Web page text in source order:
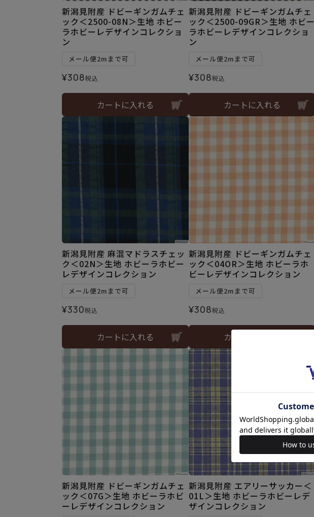
新潟見附産 ドビーギンガムチェ
ック＜2500-08N＞生地 ホビー
ラホビーレデザインコレクショ
ン
メール便2mまで可
¥308税込
カートに入れる
新潟見附産 ドビーギンガムチェ
ック＜2500-09GR＞生地 ホビー
ラホビーレデザインコレクショ
ン
メール便2mまで可
¥308税込
カートに入れる
新潟見附産 麻混マドラスチェッ
ク＜02N＞生地 ホビーラホビー
レデザインコレクション
メール便2mまで可
¥330税込
カートに入れる
新潟見附産 ドビーギンガムチェ
ック＜04OR＞生地 ホビーラホ
ビーレデザインコレクション
メール便2mまで可
¥308税込
カートに入れる
新潟見附産 ドビーギンガムチェ
ック＜07G＞生地 ホビーラホビ
ーレデザインコレクション
新潟見附産 エアリーサッカー＜
01L＞生地 ホビーラホビーレデ
ザインコレクション